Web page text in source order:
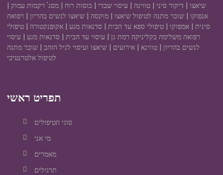
שיאצו | דיקור סיני | טווינה | עיסוי שבדי | כוסות רוח | מסג' רקמות עמוק |
אנפוקו | שובר מתנה לטיפול שיאצו | מוקסה | שיאצו לנשים בהריון | רפואה
סינית | אמפוקו | טיפולי ספא עד הבית | סדנאות מגע | אקופנקטורה | טיפולי
רפואה משלימה בקליניקה רמת גן | עיסוי עד הבית | סדנאות מגע | עיסוי
לנשים בהריון | טווינא | אירועים | שיאצו ועיסוי לגיל הזהב | שובר מתנה
לטיפול אלטרנטיבי
תפריט ראשי
סוגי הטיפולים
מי אני
מאמרים
תרגילים